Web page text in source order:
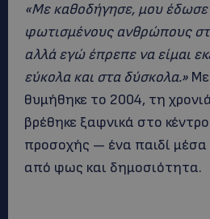
«Με καθοδήγησε, μου
φωτισμένους ανθρώπους
αλλά εγώ έπρεπε να είμαι
εύκολα και στα δύσκολα.»
θυμήθηκε το 2004, τη
βρέθηκε ξαφνικά στο
προσοχής — ένα παιδί μέσα
από φως και δημοσιότητα.